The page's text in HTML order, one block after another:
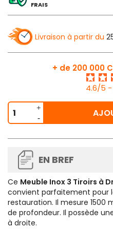
FRAIS
Livraison à partir du
+ de 200 000
4.6/5 -
EN BREF
Ce Meuble Inox 3 Tiroirs à
convient parfaitement pour
restauration. Il mesure
de profondeur. Il possède
à droite.